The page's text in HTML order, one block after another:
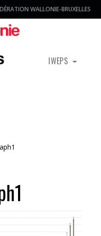
WALLONIE-BRUXELLES
IWEPS